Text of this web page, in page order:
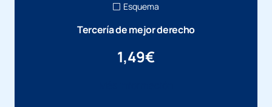
Esquema
Tercería de mejor derecho
1,49€